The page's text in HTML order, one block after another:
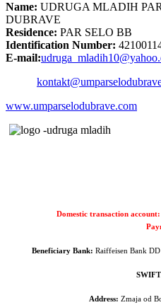
Name: UDRUGA MLADIH
DUBRAVE
Residence: PAR SELO BB
Identification Number:
E-mail:
www.umparselodubrave.com
Domestic transaction account:
Beneficiary Bank: Raiffeisen Bank
Address:Zmaja od